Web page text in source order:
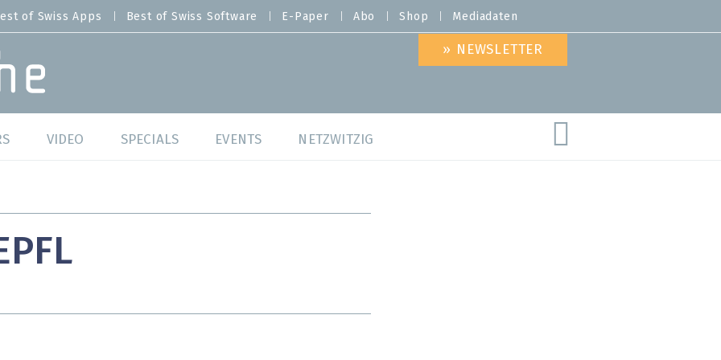
of Swiss Apps Best of Swiss Software E-Paper Abo Shop Mediadaten
» NEWSLETTER
Swiss Software
VIDEO SPECIALS EVENTS NETZWITZIG